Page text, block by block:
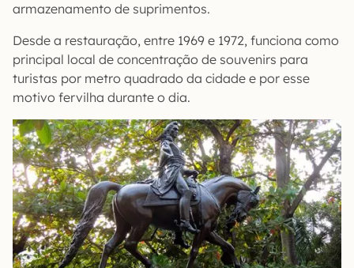
armazenamento de suprimentos.
Desde a restauração, entre 1969 e 1972, funciona como
principal local de concentração de souvenirs para
turistas por metro quadrado da cidade e por esse
motivo fervilha durante o dia.